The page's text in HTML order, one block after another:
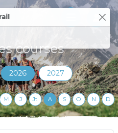
Log
courses
2026 2027
M J Jt A S O N D